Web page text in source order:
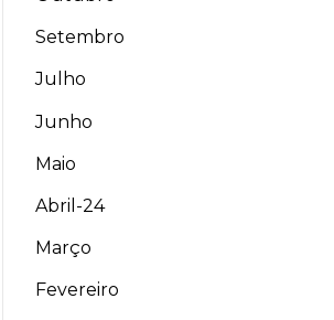
Setembro
Julho
Junho
Maio
Abril-24
Março
Fevereiro